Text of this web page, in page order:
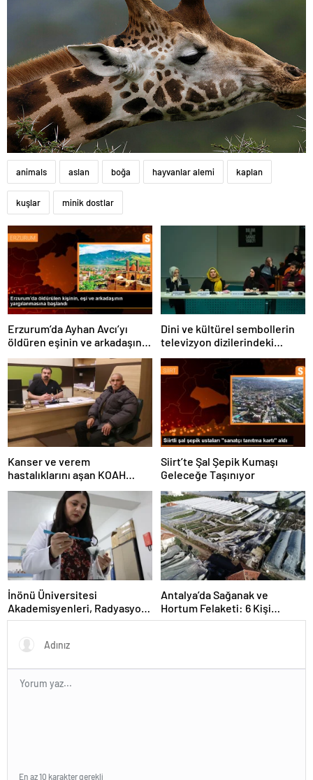
animals aslan boğa hayvanlar alemi kaplan
kuşlar minik dostlar
Erzurum’da Ayhan Avcı’yı
öldüren eşinin ve arkadaşının
yargılanması başladı
Dini ve kültürel sembollerin
televizyon dizilerindeki
temsili üzerine panel
düzenlendi
Kanser ve verem
hastalıklarını aşan KOAH
hastası hayata tutundu
Siirt’te Şal Şepik Kumaşı
Geleceğe Taşınıyor
İnönü Üniversitesi
Akademisyenleri, Radyasyon
Kalkanı Üretti
Antalya’da Sağanak ve
Hortum Felaketi: 6 Kişi
Yaralandı
En az 10 karakter gerekli